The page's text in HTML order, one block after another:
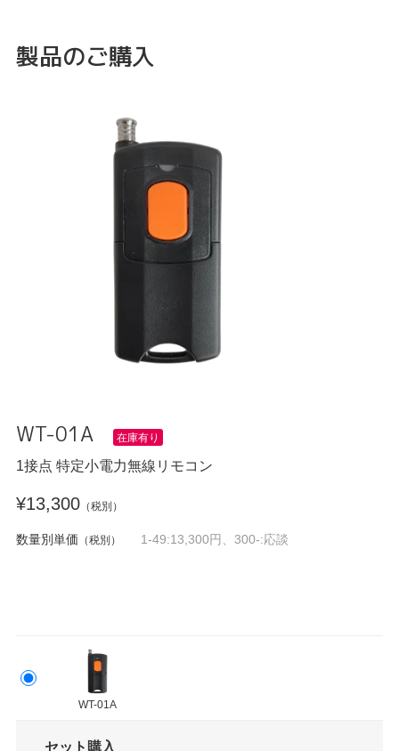
製品のご購入
WT-01A 在庫有り
1接点 特定小電力無線リモコン
¥13,300（税別）
数量別単価 （税別） 1-49:13,300円、300-:応談
WT-01A
セット購入